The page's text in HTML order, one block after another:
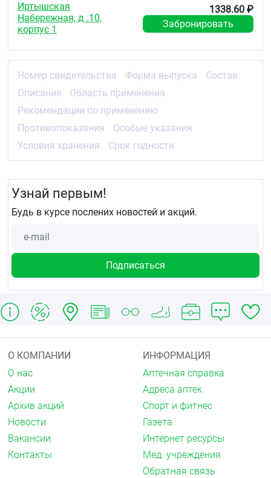
Иртышская
Набережная, д .10,
корпус 1
1338.60 ₽
Забронировать
Номер свидетельства Форма выпуска
Состав
Описание
Область применения
Рекомендации по применению
Противопоказания
Особые указания
Условия хранения
Срок годности
Узнай первым!
Будь в курсе послених новостей и акций.
О КОМПАНИИ
О нас
Акции
Архив акций
Новости
Вакансии
Контакты
ИНФОРМАЦИЯ
Аптечная справка
Адреса аптек
Спорт и фитнес
Газета
Интернет ресурсы
Мед. учреждения
Обратная связь